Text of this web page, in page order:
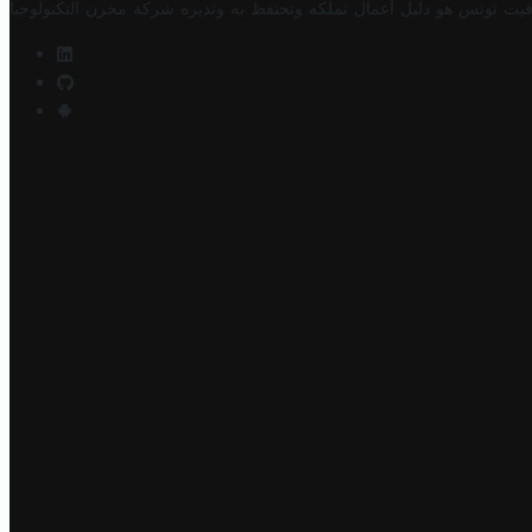
تونس هو دليل أعمال تملكه وتحتفظ به وتديره شركة مخزن التكنولوجيا